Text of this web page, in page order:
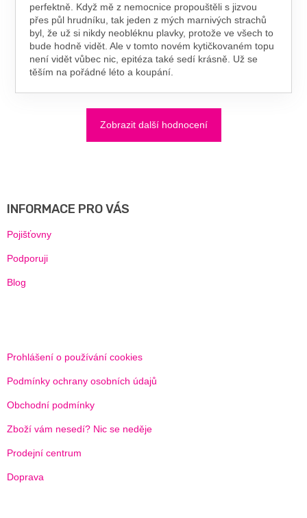
perfektně. Když mě z nemocnice propouštěli s jizvou
přes půl hrudníku, tak jeden z mých marnivých strachů
byl, že už si nikdy neobléknu plavky, protože ve všech to
bude hodně vidět. Ale v tomto novém kytičkovaném topu
není vidět vůbec nic, epitéza také sedí krásně. Už se
těším na pořádné léto a koupání.
Zobrazit další hodnocení
INFORMACE PRO VÁS
Pojišťovny
Podporuji
Blog
Prohlášení o používání cookies
Podmínky ochrany osobních údajů
Obchodní podmínky
Zboží vám nesedí? Nic se neděje
Prodejní centrum
Doprava